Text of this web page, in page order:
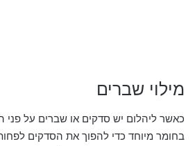
מילוי שברים
כאשר ליהלום יש סדקים או שברים על פני
בחומר מיוחד כדי להפוך את הסדקים